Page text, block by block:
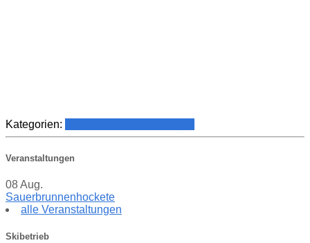
Kategorien:
Veranstaltungen
08Aug.
Sauerbrunnenhockete
alle Veranstaltungen
Skibetrieb